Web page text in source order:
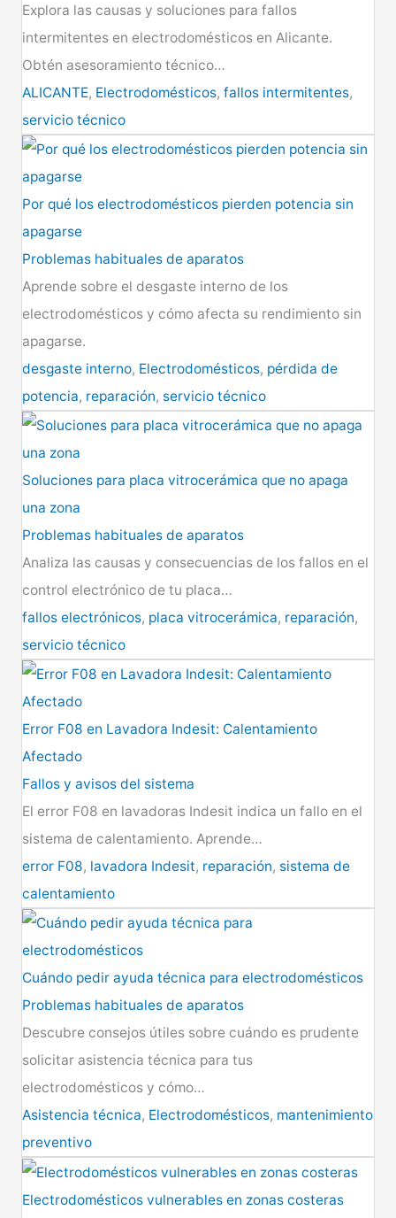
Explora las causas y soluciones para fallos
intermitentes en electrodomésticos en Alicante.
Obtén asesoramiento técnico…
ALICANTE, Electrodomésticos, fallos intermitentes,
servicio técnico
Por qué los electrodomésticos pierden potencia sin
apagarse
Problemas habituales de aparatos
Aprende sobre el desgaste interno de los
electrodomésticos y cómo afecta su rendimiento sin
apagarse.
desgaste interno, Electrodomésticos, pérdida de
potencia, reparación, servicio técnico
Soluciones para placa vitrocerámica que no apaga
una zona
Problemas habituales de aparatos
Analiza las causas y consecuencias de los fallos en el
control electrónico de tu placa…
fallos electrónicos, placa vitrocerámica, reparación,
servicio técnico
Error F08 en Lavadora Indesit: Calentamiento
Afectado
Fallos y avisos del sistema
El error F08 en lavadoras Indesit indica un fallo en el
sistema de calentamiento. Aprende…
error F08, lavadora Indesit, reparación, sistema de
calentamiento
Cuándo pedir ayuda técnica para electrodomésticos
Problemas habituales de aparatos
Descubre consejos útiles sobre cuándo es prudente
solicitar asistencia técnica para tus
electrodomésticos y cómo…
Asistencia técnica, Electrodomésticos, mantenimiento
preventivo
Electrodomésticos vulnerables en zonas costeras